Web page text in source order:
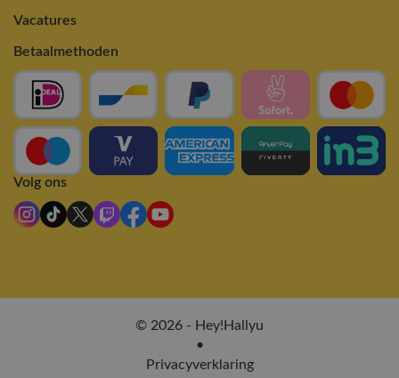
Vacatures
Betaalmethoden
Volg ons
© 2026 - Hey!Hallyu
•
Privacyverklaring